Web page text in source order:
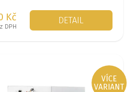
Kč
DPH
DETAIL
VÍCE
VARIANT